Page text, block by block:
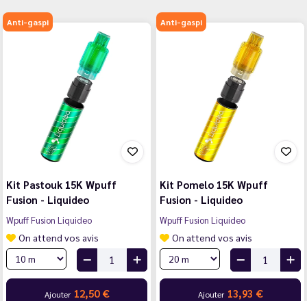
Anti-gaspi
Kit Pastouk 15K Wpuff
Fusion - Liquideo
Wpuff Fusion Liquideo
On attend vos avis
Ajouter 12,50 €
Anti-gaspi
Kit Pomelo 15K Wpuff
Fusion - Liquideo
Wpuff Fusion Liquideo
On attend vos avis
Ajouter 13,93 €